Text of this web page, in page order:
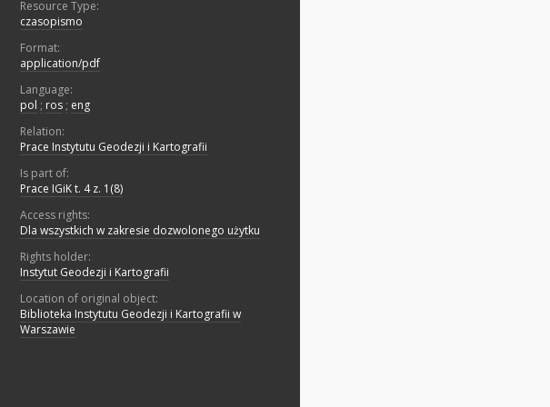
Resource Type:
czasopismo
Format:
application/pdf
Language:
pol ; ros ; eng
Relation:
Prace Instytutu Geodezji i Kartografii
Is part of:
Prace IGiK t. 4 z. 1(8)
Access rights:
Dla wszystkich w zakresie dozwolonego użytku
Rights holder:
Instytut Geodezji i Kartografii
Location of original object:
Biblioteka Instytutu Geodezji i Kartografii w
Warszawie